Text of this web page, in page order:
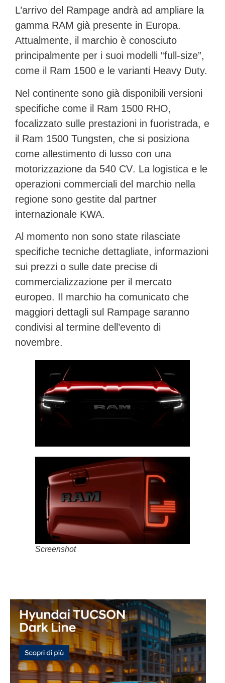
L’arrivo del Rampage andrà ad ampliare la
gamma RAM già presente in Europa.
Attualmente, il marchio è conosciuto
principalmente per i suoi modelli “full-size”,
come il Ram 1500 e le varianti Heavy Duty.
Nel continente sono già disponibili versioni
specifiche come il Ram 1500 RHO,
focalizzato sulle prestazioni in fuoristrada, e
il Ram 1500 Tungsten, che si posiziona
come allestimento di lusso con una
motorizzazione da 540 CV. La logistica e le
operazioni commerciali del marchio nella
regione sono gestite dal partner
internazionale KWA.
Al momento non sono state rilasciate
specifiche tecniche dettagliate, informazioni
sui prezzi o sulle date precise di
commercializzazione per il mercato
europeo. Il marchio ha comunicato che
maggiori dettagli sul Rampage saranno
condivisi al termine dell’evento di
novembre.
Screenshot